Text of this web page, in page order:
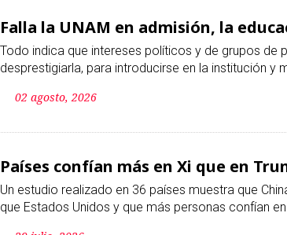
Países confían más en Xi que en
que Estados Unidos y que más personas confían
29 julio, 2026
Por otorgar matrículas baratas a
Trump demanda a 14 estados